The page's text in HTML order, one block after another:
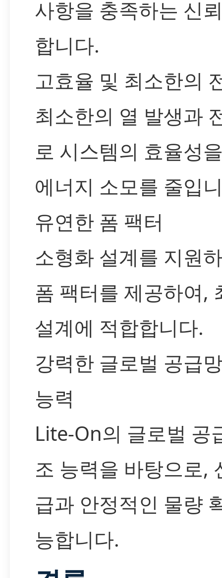
사항을 충족하는 신
합니다.
고효율 및 최소한의
최소한의 열 발생과
로 시스템의 효율성
에너지 소모를 줄입
유연한 폼 팩터
소형화 설계를 지원
폼 팩터를 제공하여,
설계에 적합합니다.
강력한 글로벌 공급
능력
Lite-On의 글로벌 공
조 능력을 바탕으로,
급과 안정적인 물량
능합니다.